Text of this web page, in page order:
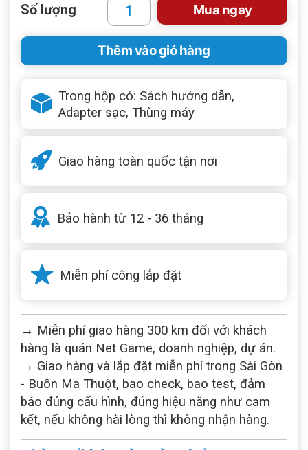
Số lượng Mua ngay
Thêm vào giỏ hàng
Trong hộp có: Sách hướng dẫn,
Adapter sạc, Thùng máy
Giao hàng toàn quốc tận nơi
Bảo hành từ 12 - 36 tháng
Miễn phí công lắp đặt
→ Miễn phí giao hàng 300 km đối với khách
hàng là quán Net Game, doanh nghiệp, dự án.
→ Giao hàng và lắp đặt miễn phí trong Sài Gòn
- Buôn Ma Thuột, bao check, bao test, đảm
bảo đúng cấu hình, đúng hiệu năng như cam
kết, nếu không hài lòng thì không nhận hàng.